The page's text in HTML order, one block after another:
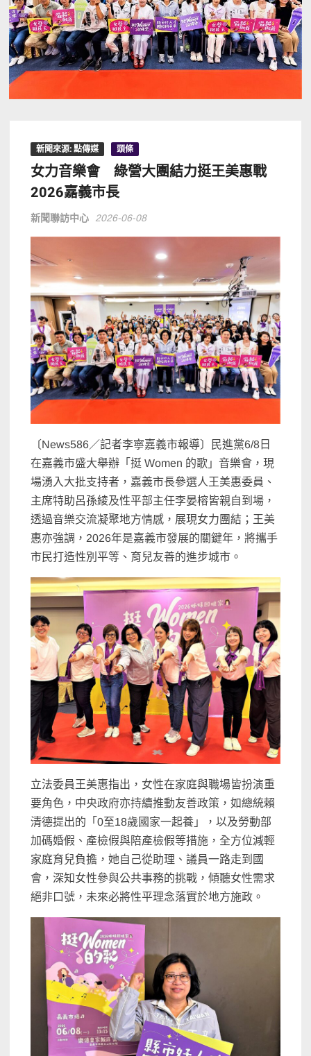
新聞來源: 點傳媒 頭條
女力音樂會 綠營大團結力挺王美惠戰
2026嘉義市長
新聞聯訪中心 2026-06-08
〔News586／記者李寧嘉義市報導〕民進黨6/8日
在嘉義市盛大舉辦「挺 Women 的歌」音樂會，現
場湧入大批支持者，嘉義市長參選人王美惠委員、
主席特助呂孫綾及性平部主任李晏榕皆親自到場，
透過音樂交流凝聚地方情感，展現女力團結；王美
惠亦強調，2026年是嘉義市發展的關鍵年，將攜手
市民打造性別平等、育兒友善的進步城市。
立法委員王美惠指出，女性在家庭與職場皆扮演重
要角色，中央政府亦持續推動友善政策，如總統賴
清德提出的「0至18歲國家一起養」，以及勞動部
加碼婚假、產檢假與陪產檢假等措施，全方位減輕
家庭育兒負擔，她自己從助理、議員一路走到國
會，深知女性參與公共事務的挑戰，傾聽女性需求
絕非口號，未來必將性平理念落實於地方施政。